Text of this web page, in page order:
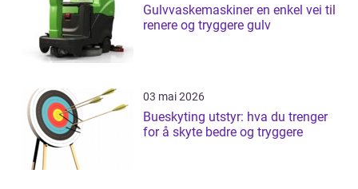
Gulvvaskemaskiner en enkel vei til
renere og tryggere gulv
03 mai 2026
Bueskyting utstyr: hva du trenger
for å skyte bedre og tryggere